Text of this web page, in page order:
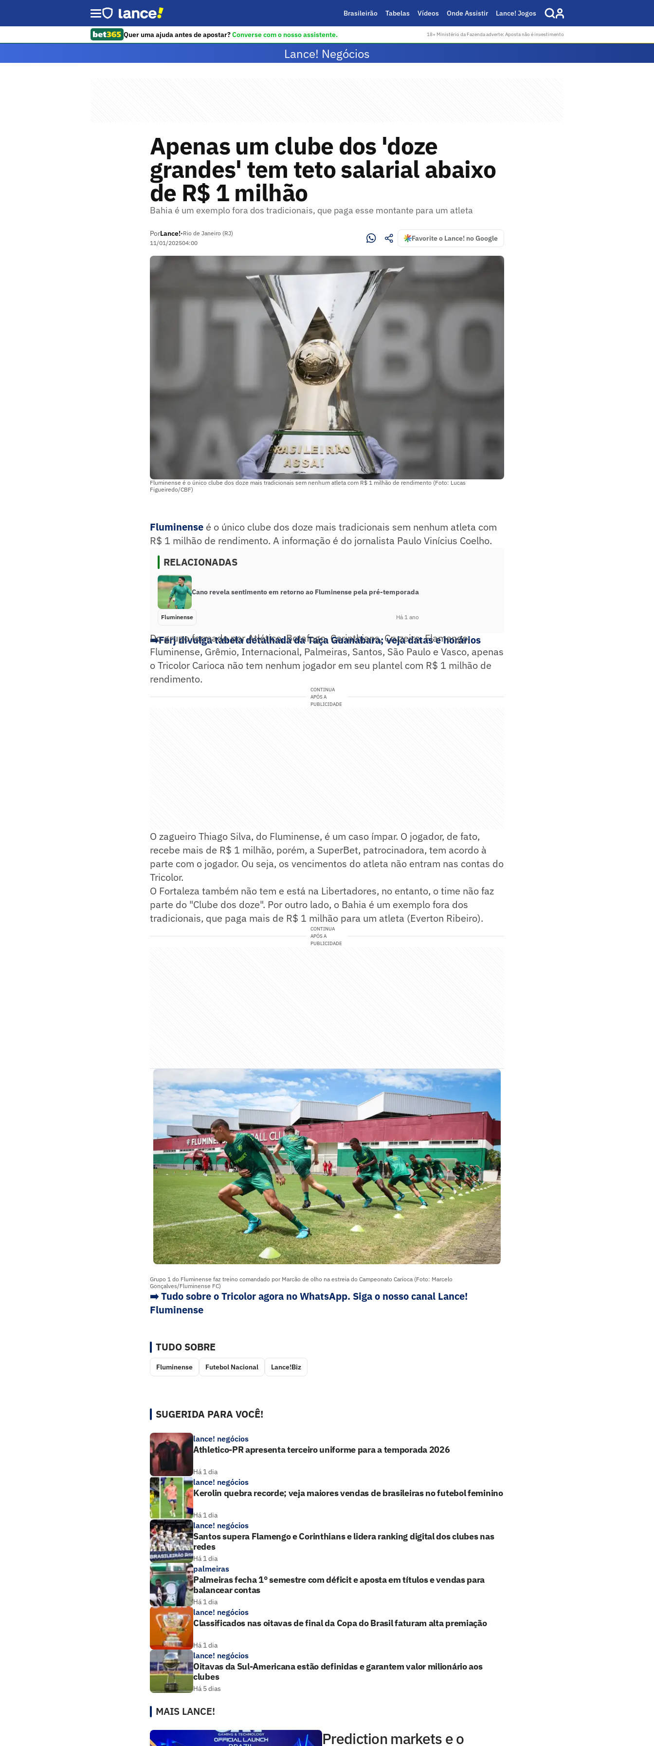
Brasileirão Tabelas Vídeos Onde Assistir Lance! Jogos
Quer uma ajuda antes de apostar?Converse com o nosso assistente. 18+ Ministério da Fazenda adverte: Aposta não é investimento
Lance! Negócios
Apenas um clube dos 'doze
grandes' tem teto salarial abaixo
de R$ 1 milhão
Bahia é um exemplo fora dos tradicionais, que paga esse montante para um atleta
PorLance!•Rio de Janeiro (RJ)
11/01/202504:00
Favorite o Lance! no Google
Fluminense é o único clube dos doze mais tradicionais sem nenhum atleta com R$ 1 milhão de rendimento (Foto: Lucas
Figueiredo/CBF)
Fluminense é o único clube dos doze mais tradicionais sem nenhum atleta com
R$ 1 milhão de rendimento. A informação é do jornalista Paulo Vinícius Coelho.
RELACIONADAS
Cano revela sentimento em retorno ao Fluminense pela pré-temporada
Fluminense Há 1 ano
➡️Ferj divulga tabela detalhada da Taça Guanabara; veja datas e horários
Do grupo formado por Atlético, Botafogo, Corinthians, Cruzeiro, Flamengo,
Fluminense, Grêmio, Internacional, Palmeiras, Santos, São Paulo e Vasco, apenas
o Tricolor Carioca não tem nenhum jogador em seu plantel com R$ 1 milhão de
rendimento.
CONTINUA
APÓS A
PUBLICIDADE
O zagueiro Thiago Silva, do Fluminense, é um caso ímpar. O jogador, de fato,
recebe mais de R$ 1 milhão, porém, a SuperBet, patrocinadora, tem acordo à
parte com o jogador. Ou seja, os vencimentos do atleta não entram nas contas do
Tricolor.
O Fortaleza também não tem e está na Libertadores, no entanto, o time não faz
parte do "Clube dos doze". Por outro lado, o Bahia é um exemplo fora dos
tradicionais, que paga mais de R$ 1 milhão para um atleta (Everton Ribeiro).
CONTINUA
APÓS A
PUBLICIDADE
Grupo 1 do Fluminense faz treino comandado por Marcão de olho na estreia do Campeonato Carioca (Foto: Marcelo
Gonçalves/Fluminense FC)
➡️ Tudo sobre o Tricolor agora no WhatsApp. Siga o nosso canal Lance!
Fluminense
TUDO SOBRE
Fluminense Futebol Nacional Lance!Biz
SUGERIDA PARA VOCÊ!
lance! negócios
Athletico-PR apresenta terceiro uniforme para a temporada 2026
Há 1 dia
lance! negócios
Kerolin quebra recorde; veja maiores vendas de brasileiras no futebol feminino
Há 1 dia
lance! negócios
Santos supera Flamengo e Corinthians e lidera ranking digital dos clubes nas
redes
Há 1 dia
palmeiras
Palmeiras fecha 1° semestre com déficit e aposta em títulos e vendas para
balancear contas
Há 1 dia
lance! negócios
Classificados nas oitavas de final da Copa do Brasil faturam alta premiação
Há 1 dia
lance! negócios
Oitavas da Sul-Americana estão definidas e garantem valor milionário aos
clubes
Há 5 dias
MAIS LANCE!
Prediction markets e o